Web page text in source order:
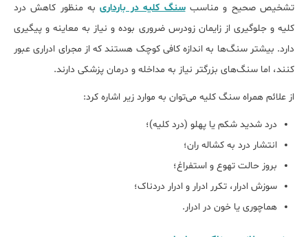
تشخیص صحیح و مناسبسنگ کلیه در بارداریبه منظور کاهش درد
کلیه و جلوگیری از زایمان زودرس ضروری بوده و نیاز به معاینه و پیگیری
دارد. بیش‎تر سنگ‎‌ها به اندازه کافی کوچک هستند که از مجرای ادراری عبور
کنند، اما سنگ‎‌های بزرگ‎تر نیاز به مداخله و درمان پزشکی دارند.
از علائم همراه سنگ کلیه می‌توان به موارد زیر اشاره کرد:
درد شدید شکم یا پهلو (درد کلیه)؛
انتشار درد به کشاله ران؛
بروز حالت تهوع و استفراغ؛
سوزش ادرار، تکرر ادرار و ادرار دردناک؛
هماچوری یا خون در ادرار.